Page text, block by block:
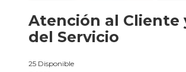
Atención al Cliente
del Servicio
25 Disponible